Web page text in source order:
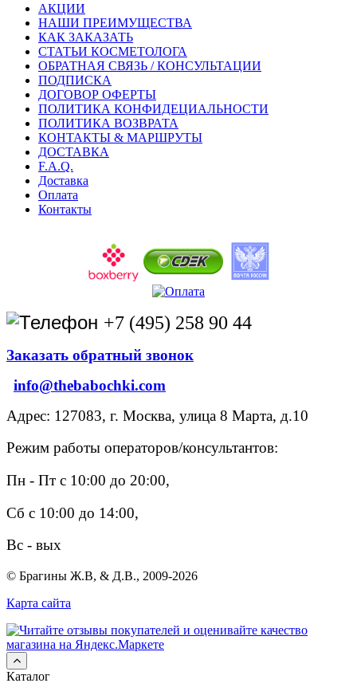
АКЦИИ
НАШИ ПРЕИМУЩЕСТВА
КАК ЗАКАЗАТЬ
СТАТЬИ КОСМЕТОЛОГА
ОБРАТНАЯ СВЯЗЬ / КОНСУЛЬТАЦИИ
ПОДПИСКА
ДОГОВОР ОФЕРТЫ
ПОЛИТИКА КОНФИДЕЦИАЛЬНОСТИ
ПОЛИТИКА ВОЗВРАТА
КОНТАКТЫ & МАРШРУТЫ
ДОСТАВКА
F.A.Q.
Доставка
Оплата
Контакты
+7 (495) 258 90 44
Заказать обратный звонок
info@thebabochki.com
Адрес: 127083, г. Москва, улица 8 Марта, д.10
Режим работы операторов/консультантов:
Пн - Пт с 10:00 до 20:00,
Сб с 10:00 до 14:00,
Вс - вых
© Брагины Ж.В, & Д.В., 2009-2026
Карта сайта
Каталог